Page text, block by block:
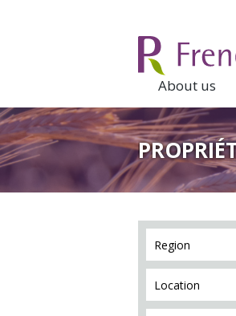
About us
Region
Location